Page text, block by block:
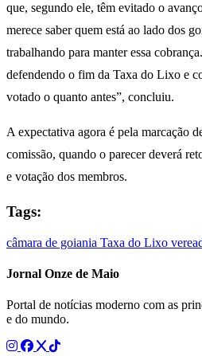
que, segundo ele, têm evitado o
merece saber quem está ao lado dos
trabalhando para manter essa
defendendo o fim da Taxa do Lixo e
votado o quanto antes”, concluiu.
A expectativa agora é pela marcação
comissão, quando o parecer deverá
e votação dos membros.
Tags:
câmara de goiania Taxa do Lixo
Jornal Onze de Maio
Portal de notícias moderno com as
e do mundo.